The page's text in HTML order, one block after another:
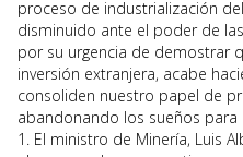
proceso de industrialización
disminuido ante el poder de
por su urgencia de demostrar
inversión extranjera, acabe
consoliden nuestro papel de
abandonando los sueños para
1. El ministro de Minería, Luis